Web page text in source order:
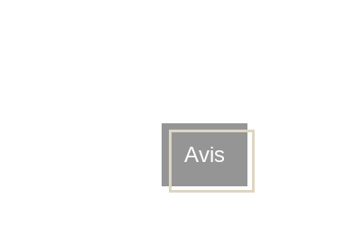
Avis